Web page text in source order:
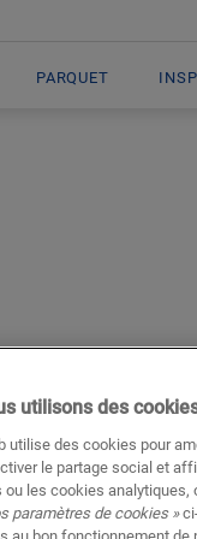
PARQUET
utilisons des
utilise des cookies pour
le partage social et
ou les cookies analytiques,
paramètres de cookies »